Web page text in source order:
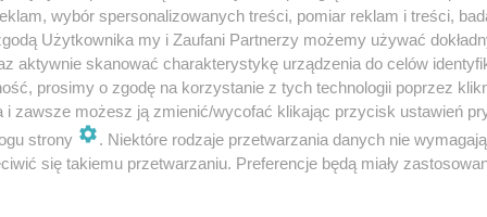
położona w północnej części
a Stalowa Wolą. Mimo że geograficznie bliżej
to pod względem charakteru i zagospodarowania
Zabudowa na południu Gorzyc,
Okręgu Przemysłowego, to przede
położona w centrum osiedla jest od kilku lat
wybór spersonalizowanych treści, pomiar reklam i treści,
Użytkownika my i Zaufani Partnerzy możemy używać
aktywnie skanować charakterystykę urządzenia do celów
prosimy o zgodę na korzystanie z tych technologii poprzez
i zawsze możesz ją zmienić/wycofać klikając przycisk ustawień
strony
. Niektóre rodzaje przetwarzania danych nie
się takiemu przetwarzaniu. Preferencje będą miały